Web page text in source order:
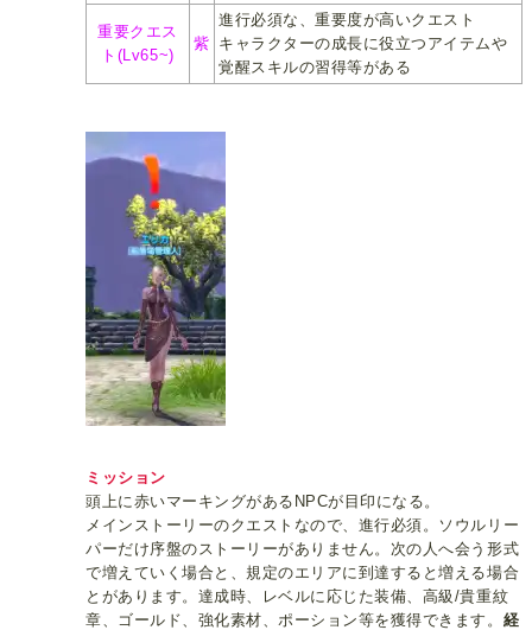
重要クエス
ト(Lv65~)
紫
進行必須な、重要度が高いクエスト
キャラクターの成長に役立つアイテムや
覚醒スキルの習得等がある
ミッション
頭上に赤いマーキングがあるNPCが目印になる。
メインストーリーのクエストなので、進行必須。ソウルリー
パーだけ序盤のストーリーがありません。次の人へ会う形式
で増えていく場合と、規定のエリアに到達すると増える場合
とがあります。達成時、レベルに応じた装備、高級/貴重紋
章、ゴールド、強化素材、ポーション等を獲得できます。 経